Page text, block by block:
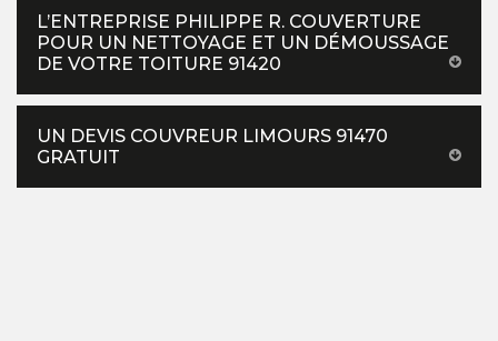
L’ENTREPRISE PHILIPPE R. COUVERTURE
POUR UN NETTOYAGE ET UN DÉMOUSSAGE
DE VOTRE TOITURE 91420
UN DEVIS COUVREUR LIMOURS 91470
GRATUIT